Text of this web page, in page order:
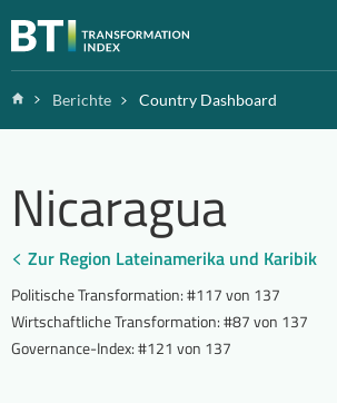
Zum Inhalt springen
HomeBerichte Country Dashboard
Nicaragua
Zur Region Lateinamerika und Karibik
Politische Transformation:#117 von 137
Wirtschaftliche Transformation:#87 von 137
Governance-Index:#121 von 137